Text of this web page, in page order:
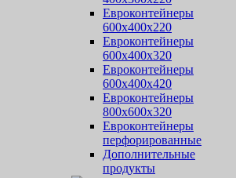
Евроконтейнеры
600х400х220
Евроконтейнеры
600х400х320
Евроконтейнеры
600х400х420
Евроконтейнеры
800х600х320
Евроконтейнеры
перфорированные
Дополнительные
продукты